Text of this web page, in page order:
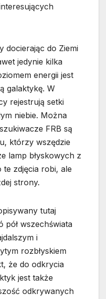
docierając do Ziemi
jedynie kilka
energii jest
galaktykę. W
rejestrują setki
niebie. Można
FRB są
którzy wszędzie
lamp błyskowych z
zdjęcia robi, ale
strony.
tutaj
pół wszechświata
i
rozbłyskiem
że do odkrycia
jest także
odkrywanych